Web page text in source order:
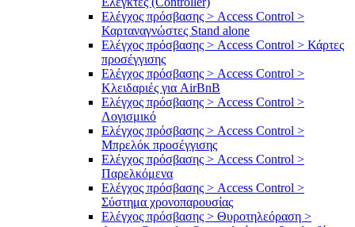
Ελέγχος πρόσβασης > Access Control >
Καρταναγνώστες Stand alone
Ελέγχος πρόσβασης > Access Control > Κάρτες
προσέγγισης
Ελέγχος πρόσβασης > Access Control >
Κλειδαριές για AirBnB
Ελέγχος πρόσβασης > Access Control >
Λογισμικό
Ελέγχος πρόσβασης > Access Control >
Μπρελόκ προσέγγισης
Ελέγχος πρόσβασης > Access Control >
Παρελκόμενα
Ελέγχος πρόσβασης > Access Control >
Σύστημα χρονοπαρουσίας
Ελέγχος πρόσβασης > Θυροτηλεόραση >